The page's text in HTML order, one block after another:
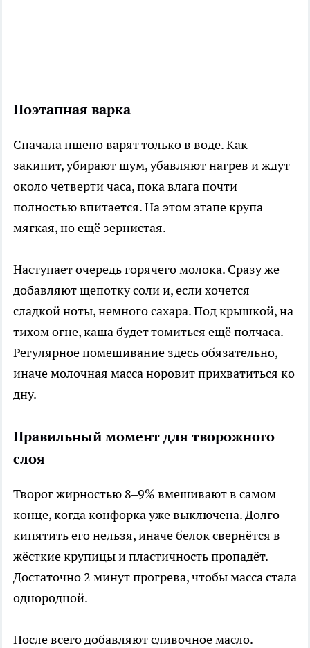
Поэтапная варка
Сначала пшено варят только в воде. Как
закипит, убирают шум, убавляют нагрев и ждут
около четверти часа, пока влага почти
полностью впитается. На этом этапе крупа
мягкая, но ещё зернистая.
Наступает очередь горячего молока. Сразу же
добавляют щепотку соли и, если хочется
сладкой ноты, немного сахара. Под крышкой, на
тихом огне, каша будет томиться ещё полчаса.
Регулярное помешивание здесь обязательно,
иначе молочная масса норовит прихватиться ко
дну.
Правильный момент для творожного
слоя
Творог жирностью 8–9% вмешивают в самом
конце, когда конфорка уже выключена. Долго
кипятить его нельзя, иначе белок свернётся в
жёсткие крупицы и пластичность пропадёт.
Достаточно 2 минут прогрева, чтобы масса стала
однородной.
После всего добавляют сливочное масло.